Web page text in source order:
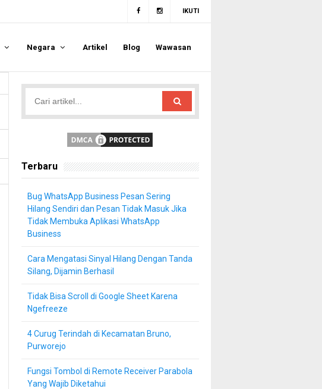
IKUTI
Negara Artikel Blog Wawasan
Terbaru
Bug WhatsApp Business Pesan Sering
Hilang Sendiri dan Pesan Tidak Masuk Jika
Tidak Membuka Aplikasi WhatsApp
Business
Cara Mengatasi Sinyal Hilang Dengan Tanda
Silang, Dijamin Berhasil
Tidak Bisa Scroll di Google Sheet Karena
Ngefreeze
4 Curug Terindah di Kecamatan Bruno,
Purworejo
Fungsi Tombol di Remote Receiver Parabola
Yang Wajib Diketahui